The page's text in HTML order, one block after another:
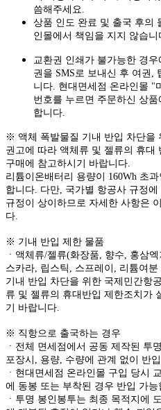
씀해주세요.
상품 인도 완료 및 출국 후의
인몰에서 책임을 지지 않습니
교환권 인쇄가 불가능한 경
권을 SMS로 보내신 후 여권,
니다. 현대면세점 온라인몰 "
번호를 누르면 주문하신 상
합니다.
※ 액체 폭발물질 기내 반입 차단을
권고에 따라 액체류 및 젤류의 휴대
구매에 참고하시기 바랍니다.
리튬이온배터리 용량이 160Wh 초
합니다. 다만, 국가별 항공사 규정
규정이 상이하므로 자세한 사항은
다.
※ 기내 반입 제한 물품
ㆍ액체류/젤류(화장품, 향수, 홍삼
스카라, 립스틱, 스프레이, 리튬여
기내 반입 차단을 위한 국제민간항
류 및 젤류의 휴대반입 제한조치가
기 바랍니다.
※ 직항으로 출국하는 경우
ㆍ전체 면세점에서 공동 제작된 투
포장시, 용량, 수량에 관계 없이 반
ㆍ현대면세점 온라인몰 구입 당시
에 동봉 또는 부착된 경우 반입 가능
ㆍ투명 봉인봉투는 최종 목적지에